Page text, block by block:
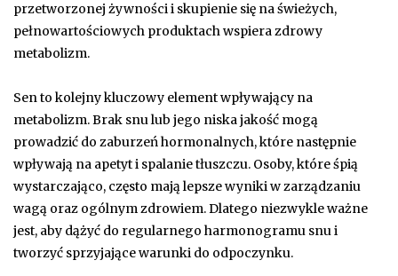
przetworzonej żywności i skupienie się na świeżych,
pełnowartościowych produktach wspiera zdrowy
metabolizm.
Sen to kolejny kluczowy element wpływający na
metabolizm. Brak snu lub jego niska jakość mogą
prowadzić do zaburzeń hormonalnych, które następnie
wpływają na apetyt i spalanie tłuszczu. Osoby, które śpią
wystarczająco, często mają lepsze wyniki w zarządzaniu
wagą oraz ogólnym zdrowiem. Dlatego niezwykle ważne
jest, aby dążyć do regularnego harmonogramu snu i
tworzyć sprzyjające warunki do odpoczynku.